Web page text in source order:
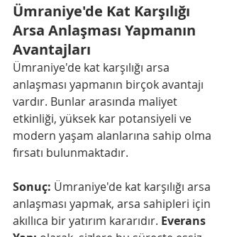
Ümraniye'de Kat Karşılığı
Arsa Anlaşması Yapmanın
Avantajları
Ümraniye'de kat karşılığı arsa
anlaşması yapmanın birçok avantajı
vardır. Bunlar arasında maliyet
etkinliği, yüksek kar potansiyeli ve
modern yaşam alanlarına sahip olma
fırsatı bulunmaktadır.
Sonuç: Ümraniye'de kat karşılığı arsa
anlaşması yapmak, arsa sahipleri için
akıllıca bir yatırım kararıdır. Everans